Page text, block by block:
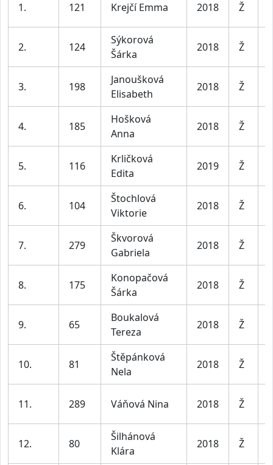
1. 121 Krejčí Emma 2018 Ž
2. 124
Sýkorová
Šárka
2018 Ž
3. 198
Janoušková
Elisabeth
2018 Ž
4. 185
Hošková
Anna
2018 Ž
5. 116
Krličková
Edita
2019 Ž
6. 104
Štochlová
Viktorie
2018 Ž
7. 279
Škvorová
Gabriela
2018 Ž
8. 175
Konopačová
Šárka
2018 Ž
9. 65
Boukalová
Tereza
2018 Ž
10. 81
Štěpánková
Nela
2018 Ž
11. 289 Váňová Nina 2018 Ž
12. 80
Šilhánová
Klára
2018 Ž